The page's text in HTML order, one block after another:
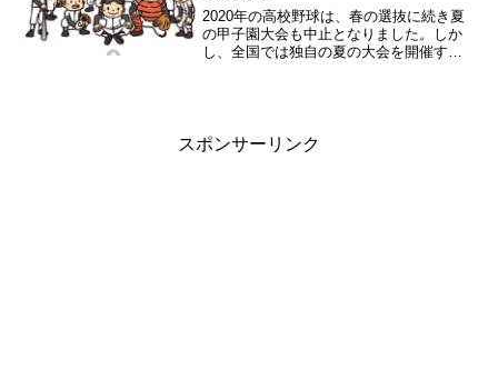
2020年の高校野球は、春の選抜に続き夏
の甲子園大会も中止となりました。しか
し、全国では独自の夏の大会を開催する
スポンサーリンク